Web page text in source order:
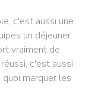
c'est aussi une
un déjeuner
vraiment de
c'est aussi
marquer les